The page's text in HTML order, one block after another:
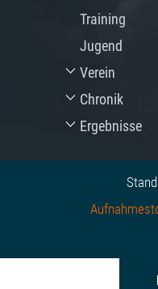
Training
Jugend
Verein
Chronik
Ergebnisse